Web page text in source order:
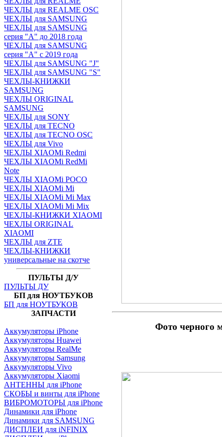
ЧЕХЛЫ для REALME OSC
ЧЕХЛЫ для SAMSUNG
ЧЕХЛЫ для SAMSUNG
серия "A" до 2018 года
ЧЕХЛЫ для SAMSUNG
серия "A" с 2019 года
ЧЕХЛЫ для SAMSUNG "J"
ЧЕХЛЫ для SAMSUNG "S"
ЧЕХЛЫ-КНИЖКИ
SAMSUNG
ЧЕХЛЫ ORIGINAL
SAMSUNG
ЧЕХЛЫ для SONY
ЧЕХЛЫ для TECNO
ЧЕХЛЫ для TECNO OSC
ЧЕХЛЫ для Vivo
ЧЕХЛЫ XIAOMi Redmi
ЧЕХЛЫ XIAOMi RedMi
Note
ЧЕХЛЫ XIAOMi POCO
ЧЕХЛЫ XIAOMi Mi
ЧЕХЛЫ XIAOMi Mi Max
ЧЕХЛЫ XIAOMi Mi Mix
ЧЕХЛЫ-КНИЖКИ XIAOMI
ЧЕХЛЫ ORIGINAL
XIAOMI
ЧЕХЛЫ для ZTE
ЧЕХЛЫ-КНИЖКИ
универсальные на скотче
ПУЛЬТЫ Д/У
ПУЛЬТЫ ДУ
БП для НОУТБУКОВ
БП для НОУТБУКОВ
ЗАПЧАСТИ
Аккумуляторы iPhone
Аккумуляторы Huawei
Аккумуляторы RealMe
Аккумуляторы Samsung
Аккумуляторы Vivo
Аккумуляторы Xiaomi
АНТЕННЫ для iPhone
СКОБЫ и винты для iPhone
ВИБРОМОТОРЫ для iPhone
Динамики для iPhone
Динамики для SAMSUNG
ДИСПЛЕИ для iNFINIX
Фото черного